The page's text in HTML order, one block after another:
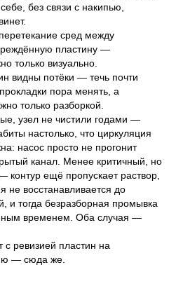
без связи с накипью,
сред между
пластину —
только визуально.
видны потёки — течь почти
пора менять, а
только разборкой.
узел не чистили годами —
настолько, что циркуляция
насос просто не прогонит
канал. Менее критичный, но
контур ещё пропускает раствор,
не восстанавливается до
и тогда безразборная промывка
временем. Оба случая —
ревизией пластин на
— сюда же.